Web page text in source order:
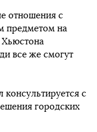
отношения с
предметом на
Хьюстона
все же смогут
с
городских